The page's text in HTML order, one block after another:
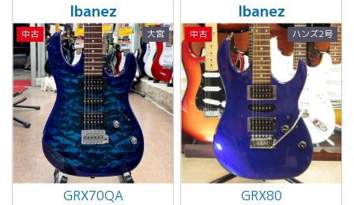
Ibanez
中古 大宮
GRX70QA
Ibanez
中古 ハンズ2号
GRX80